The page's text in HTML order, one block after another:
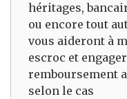
héritages,
ou encore tout
vous aideront à
escroc et
remboursement
selon le cas